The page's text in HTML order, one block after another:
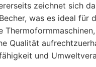
zeichnet sich
was es ideal
Qualität
und